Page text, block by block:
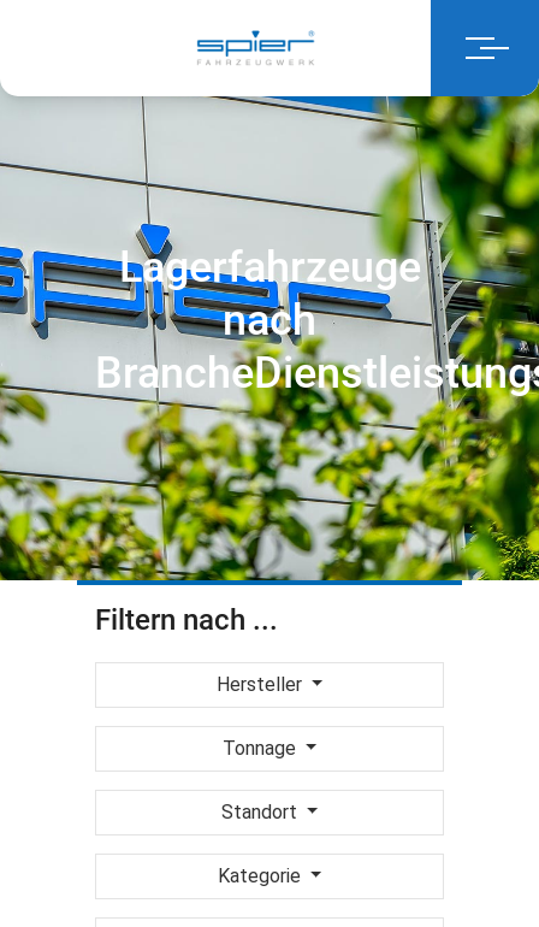
Lagerfahrzeuge
nach
Branche
Filtern nach ...
Hersteller
Tonnage
Standort
Kategorie